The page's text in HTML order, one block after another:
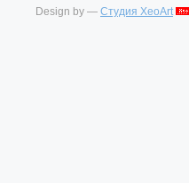
Design by — Студия XeoArt